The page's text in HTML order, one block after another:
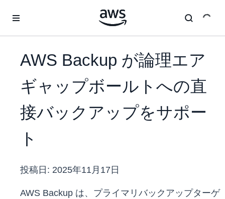
AWS Backup が論理エア
ギャップボールトへの直
接バックアップをサポー
ト
投稿日: 2025年11月17日
AWS Backup は、プライマリバックアップターゲ